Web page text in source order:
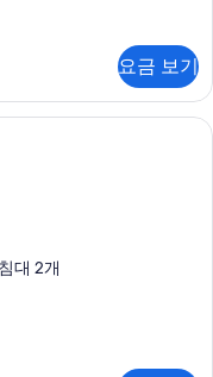
요금 보기
실 2개, 전용 수영장 | 객실에서
대 2개